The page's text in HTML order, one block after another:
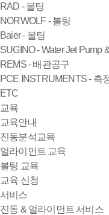
RAD - 볼팅
NORWOLF - 볼팅
Baier - 볼팅
SUGINO - Water Jet Pump
REMS - 배관공구
PCE INSTRUMENTS - 측
ETC
교육
교육안내
진동분석교육
얼라이먼트 교육
볼팅 교육
교육 신청
서비스
진동 & 얼라이먼트 서비스